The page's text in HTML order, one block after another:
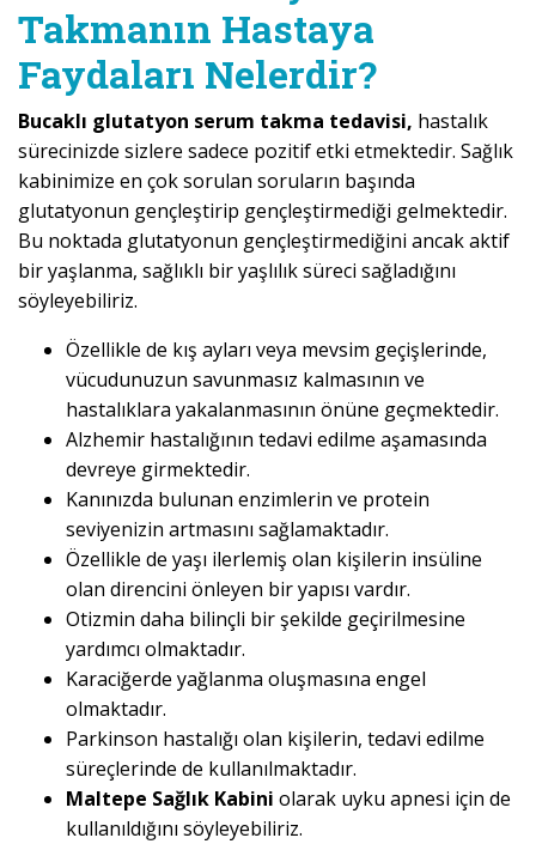
Takmanın Hastaya
Faydaları Nelerdir?
Bucaklı glutatyon serum takma tedavisi, hastalık
sürecinizde sizlere sadece pozitif etki etmektedir. Sağlık
kabinimize en çok sorulan soruların başında
glutatyonun gençleştirip gençleştirmediği gelmektedir.
Bu noktada glutatyonun gençleştirmediğini ancak aktif
bir yaşlanma, sağlıklı bir yaşlılık süreci sağladığını
söyleyebiliriz.
Özellikle de kış ayları veya mevsim geçişlerinde,
vücudunuzun savunmasız kalmasının ve
hastalıklara yakalanmasının önüne geçmektedir.
Alzhemir hastalığının tedavi edilme aşamasında
devreye girmektedir.
Kanınızda bulunan enzimlerin ve protein
seviyenizin artmasını sağlamaktadır.
Özellikle de yaşı ilerlemiş olan kişilerin insüline
olan direncini önleyen bir yapısı vardır.
Otizmin daha bilinçli bir şekilde geçirilmesine
yardımcı olmaktadır.
Karaciğerde yağlanma oluşmasına engel
olmaktadır.
Parkinson hastalığı olan kişilerin, tedavi edilme
süreçlerinde de kullanılmaktadır.
Maltepe Sağlık Kabini olarak uyku apnesi için de
kullanıldığını söyleyebiliriz.